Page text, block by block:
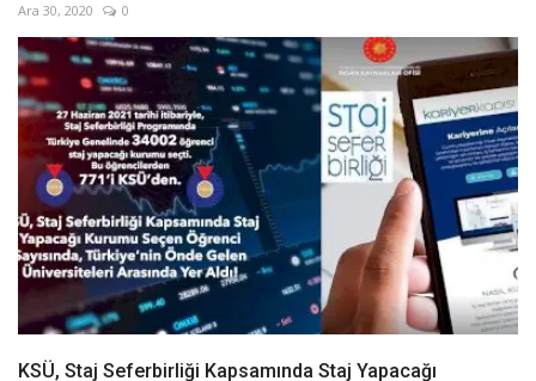
Ara 30, 2020 0
KSÜ, Staj Seferbirliği Kapsamında Staj Yapacağı